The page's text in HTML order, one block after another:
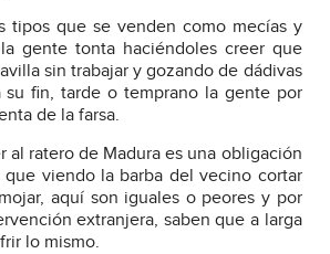
tipos que se venden como mecías y
gente tonta haciéndoles creer que
sin trabajar y gozando de dádivas
fin, tarde o temprano la gente por
de la farsa.
al ratero de Madura es una obligación
que viendo la barba del vecino cortar
aquí son iguales o peores y por
extranjera, saben que a larga
lo mismo.